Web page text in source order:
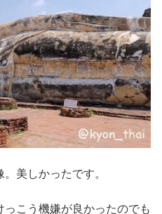
美しかったです。
こう機嫌が良かったのでも